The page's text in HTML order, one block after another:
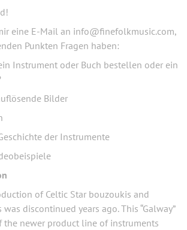
eine E-Mail an info@finefolkmusic.com,
Punkten Fragen haben:
Instrument oder Buch bestellen oder ein
Bilder
der Instrumente
of Celtic Star bouzoukis and
discontinued years ago. This “Galway”
the newer product line of instruments